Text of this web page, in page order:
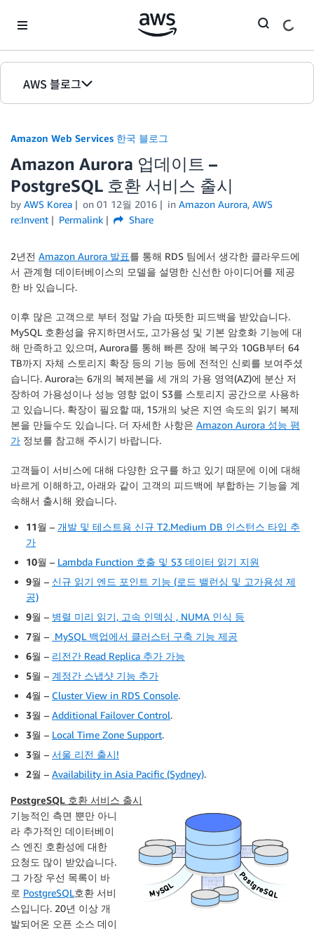
AWS 블로그
홈
에디션
Amazon Web Services 한국 블로그
Amazon Aurora 업데이트 –
PostgreSQL 호환 서비스 출시
by AWS Korea on 01 12월 2016 in Amazon Aurora, AWS
re:Invent
Permalink Share
2년전 Amazon Aurora 발표를 통해 RDS 팀에서 생각한 클라우드에
서 관계형 데이터베이스의 모델을 설명한 신선한 아이디어를 제공
한 바 있습니다.
이후 많은 고객으로 부터 정말 가슴 따뜻한 피드백을 받았습니다.
MySQL 호환성을 유지하면서도, 고가용성 및 기본 암호화 기능에 대
해 만족하고 있으며, Aurora를 통해 빠른 장애 복구와 10GB부터 64
TB까지 자체 스토리지 확장 등의 기능 등에 전적인 신뢰를 보여주셨
습니다. Aurora는 6개의 복제본을 세 개의 가용 영역(AZ)에 분산 저
장하여 가용성이나 성능 영향 없이 S3를 스토리지 공간으로 사용하
고 있습니다. 확장이 필요할 때, 15개의 낮은 지연 속도의 읽기 복제
본을 만들수도 있습니다. 더 자세한 사항은 Amazon Aurora 성능 평
가 정보를 참고해 주시기 바랍니다.
고객들이 서비스에 대해 다양한 요구를 하고 있기 때문에 이에 대해
바르게 이해하고, 아래와 같이 고객의 피드백에 부합하는 기능을 계
속해서 출시해 왔습니다.
11월 – 개발 및 테스트용 신규 T2.Medium DB 인스턴스 타입 추
가
10월 – Lambda Function 호출 및 S3 데이터 읽기 지원
9월 – 신규 읽기 엔드 포인트 기능 (로드 밸런싱 및 고가용성 제
공)
9월 – 병렬 미리 읽기, 고속 인덱싱 , NUMA 인식 등
7월 – MySQL 백업에서 클러스터 구축 기능 제공
6월 – 리전간 Read Replica 추가 가능
5월 – 계정간 스냅샷 기능 추가
4월 – Cluster View in RDS Console.
3월 – Additional Failover Control.
3월 – Local Time Zone Support.
3월 – 서울 리전 출시!
2월 – Availability in Asia Pacific (Sydney).
PostgreSQL 호환 서비스 출시
기능적인 측면 뿐만 아니
라 추가적인 데이터베이
스 엔진 호환성에 대한
요청도 많이 받았습니다.
그 가장 우선 목록이 바
로 PostgreSQL호환 서비
스입니다. 20년 이상 개
발되어온 오픈 소스 데이